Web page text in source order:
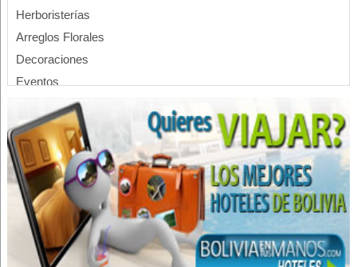
Herboristerías
Arreglos Florales
Decoraciones
Eventos
Servicios Empresariales
Envío de flores y Regalos
Alquiler de Casas, Oficinas, Departamentos
Alojamientos
Hoteles
Hospedajes
Hotelería